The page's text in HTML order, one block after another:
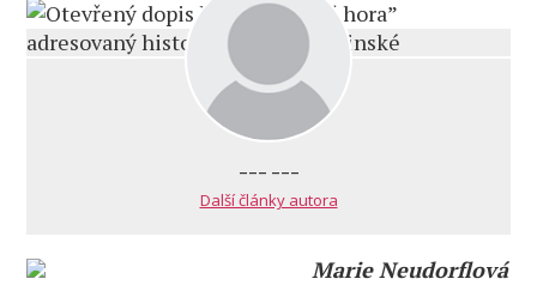
--- ---
Další články autora
Marie Neudorflová